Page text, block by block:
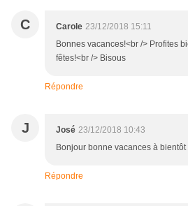
C Carole 23/12/2018 15:11
Bonnes vacances!<br /> Profites
fêtes!<br /> Bisous
Répondre
J José 23/12/2018 10:43
Bonjour bonne vacances à bientôt
Répondre